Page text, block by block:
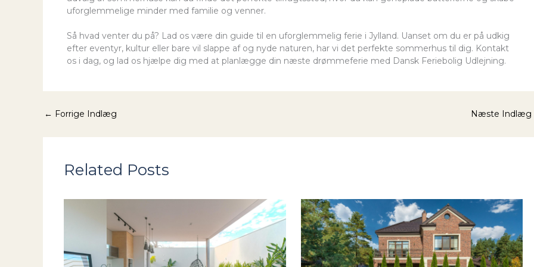
uforglemmelige minder med familie og venner.
Så hvad venter du på? Lad os være din guide til en uforglemmelig ferie i Jylland. Uanset om du er på udkig
efter eventyr, kultur eller bare vil slappe af og nyde naturen, har vi det perfekte sommerhus til dig. Kontakt
os i dag, og lad os hjælpe dig med at planlægge din næste drømmeferie med Dansk Feriebolig Udlejning.
← Forrige Indlæg Næste Indlæg
Related Posts